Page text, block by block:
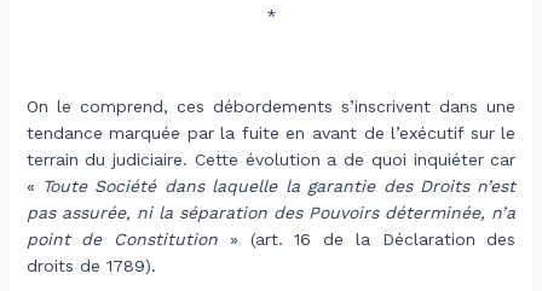
*
On le comprend, ces débordements s’inscrivent dans une
tendance marquée par la fuite en avant de l’exécutif sur le
terrain du judiciaire. Cette évolution a de quoi inquiéter car
« Toute Société dans laquelle la garantie des Droits n’est
pas assurée, ni la séparation des Pouvoirs déterminée, n’a
point de Constitution » (art. 16 de la Déclaration des
droits de 1789).